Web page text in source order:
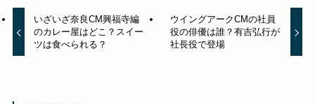
いざいざ奈良CM興福寺編
のカレー屋はどこ？スイー
ツは食べられる？
ウイングアークCMの社員
役の俳優は誰？有吉弘行が
社長役で登場